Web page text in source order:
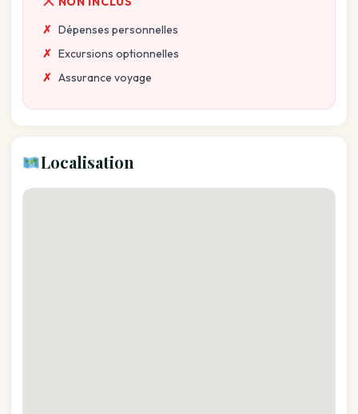
Dépenses personnelles
Excursions optionnelles
Assurance voyage
Localisation